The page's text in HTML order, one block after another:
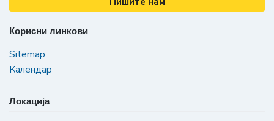
Корисни линкови
Sitemap
Календар
Локација